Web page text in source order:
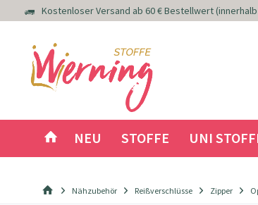
Kostenloser Versand ab 60 € Bestellwert
NEU STOFFE UNI
Nähzubehör Reißverschlüsse Zipper